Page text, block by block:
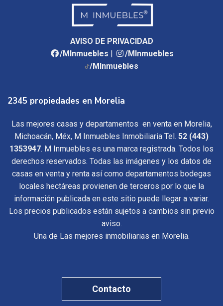
AVISO DE PRIVACIDAD
/MInmuebles |
/MInmuebles
/MInmuebles
2345 propiedades en Morelia
Las mejores casas y departamentos en venta en Morelia,
Michoacán, Méx, M Inmuebles Inmobiliaria Tel. 52 (443)
1353947. M Inmuebles es una marca registrada. Todos los
derechos reservados. Todas las imágenes y los datos de
casas en venta y renta así como departamentos bodegas
locales hectáreas provienen de terceros por lo que la
información publicada en este sitio puede llegar a variar.
Los precios publicados están sujetos a cambios sin previo
aviso.
Una de Las mejores inmobiliarias en Morelia.